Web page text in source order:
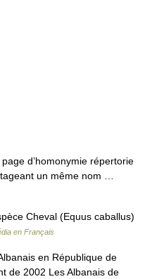
d’homonymie répertorie
un même nom …
Cheval (Equus caballus)
en Français
en République de
de 2002 Les Albanais de